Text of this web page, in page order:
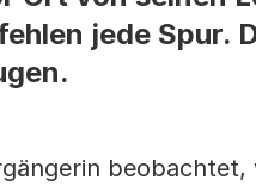
jede Spur.
beobachtet,